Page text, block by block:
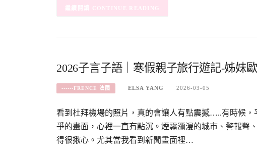
CONTINUE READING
2026子言子語｜寒假親子旅行遊記-姊妹
------FRENCE 法國 ELSA YANG 2026-03-05
看到杜拜機場的照片，真的會讓人有點震撼…..有時候
爭的畫面，心裡一直有點沉。煙霧瀰漫的城市、警報聲
得很揪心。尤其當我看到新聞畫面裡…